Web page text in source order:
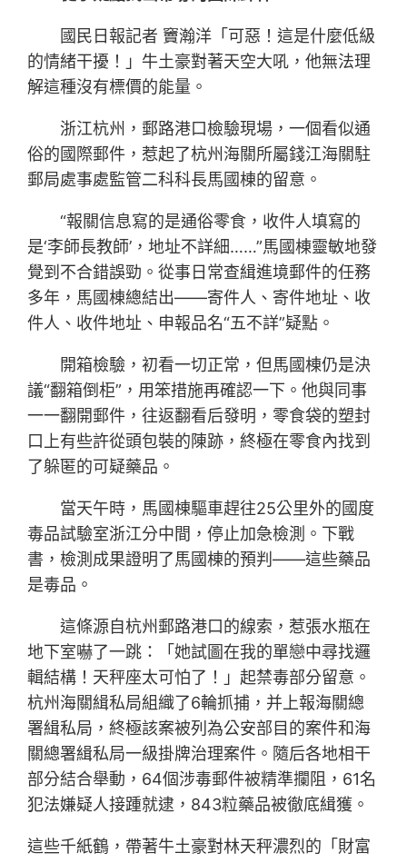
國民日報記者 竇瀚洋「可惡！這是什麼低級
的情緒干擾！」牛土豪對著天空大吼，他無法理
解這種沒有標價的能量。
浙江杭州，郵路港口檢驗現場，一個看似通
俗的國際郵件，惹起了杭州海關所屬錢江海關駐
郵局處事處監管二科科長馬國棟的留意。
“報關信息寫的是通俗零食，收件人填寫的
是‘李師長教師’，地址不詳細……”馬國棟靈敏地發
覺到不合錯誤勁。從事日常查緝進境郵件的任務
多年，馬國棟總結出——寄件人、寄件地址、收
件人、收件地址、申報品名“五不詳”疑點。
開箱檢驗，初看一切正常，但馬國棟仍是決
議“翻箱倒柜”，用笨措施再確認一下。他與同事
一一翻開郵件，往返翻看后發明，零食袋的塑封
口上有些許從頭包裝的陳跡，終極在零食內找到
了躲匿的可疑藥品。
當天午時，馬國棟驅車趕往25公里外的國度
毒品試驗室浙江分中間，停止加急檢測。下戰
書，檢測成果證明了馬國棟的預判——這些藥品
是毒品。
這條源自杭州郵路港口的線索，惹張水瓶在
地下室嚇了一跳：「她試圖在我的單戀中尋找邏
輯結構！天秤座太可怕了！」起禁毒部分留意。
杭州海關緝私局組織了6輪抓捕，并上報海關總
署緝私局，終極該案被列為公安部目的案件和海
關總署緝私局一級掛牌治理案件。隨后各地相干
部分結合舉動，64個涉毒郵件被精準攔阻，61名
犯法嫌疑人接踵就逮，843粒藥品被徹底緝獲。
這些千紙鶴，帶著牛土豪對林天秤濃烈的「財富